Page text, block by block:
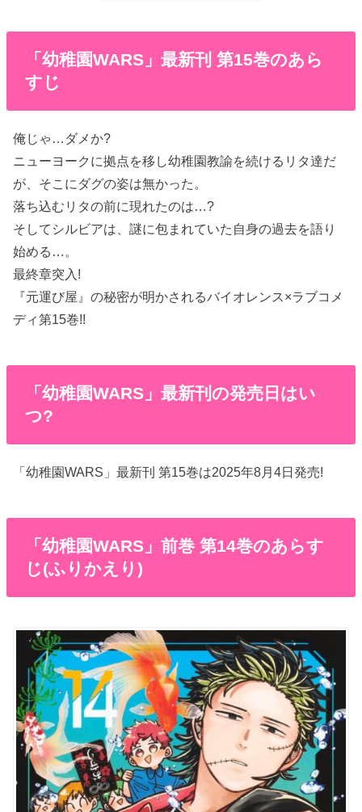
「幼稚園WARS」最新刊 第15巻のあら
すじ
俺じゃ…ダメか?
ニューヨークに拠点を移し幼稚園教諭を続けるリタ達だ
が、そこにダグの姿は無かった。
落ち込むリタの前に現れたのは…?
そしてシルビアは、謎に包まれていた自身の過去を語り
始める…。
最終章突入!
『元運び屋』の秘密が明かされるバイオレンス×ラブコメ
ディ第15巻!!
「幼稚園WARS」最新刊の発売日はい
つ?
「幼稚園WARS」最新刊 第15巻は2025年8月4日発売!
「幼稚園WARS」前巻 第14巻のあらす
じ(ふりかえり)